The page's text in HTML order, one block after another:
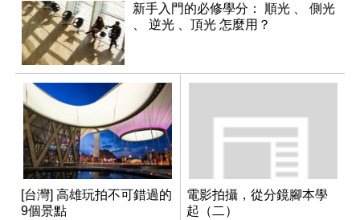
新手入門的必修學分： 順光 、 側光
、 逆光 、頂光 怎麼用？
[台灣] 高雄玩拍不可錯過的
9個景點
電影拍攝，從分鏡腳本學
起（二）